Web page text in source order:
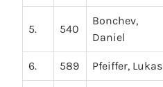
5. 540
Bonchev,
Daniel
6. 589 Pfeiffer, Lukas